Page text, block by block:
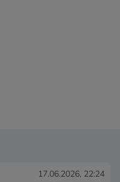
17.06.2026, 22:24